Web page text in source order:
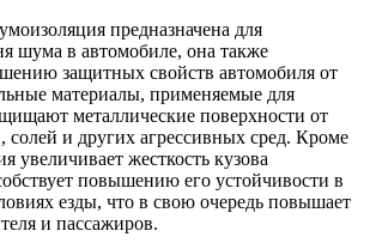
предназначена для
шума в автомобиле, она также
защитных свойств автомобиля от
материалы, применяемые для
металлические поверхности от
солей и других агрессивных сред. Кроме
увеличивает жесткость кузова
повышению его устойчивости в
езды, что в свою очередь повышает
и пассажиров.